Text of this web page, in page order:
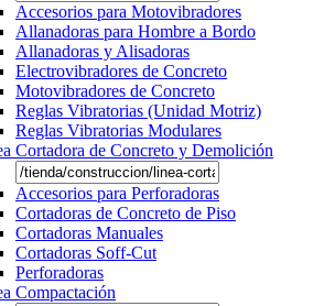
Accesorios para Motovibradores
Allanadoras para Hombre a Bordo
Allanadoras y Alisadoras
Electrovibradores de Concreto
Motovibradores de Concreto
Reglas Vibratorias (Unidad Motriz)
Reglas Vibratorias Modulares
Cortadora de Concreto y Demolición
Accesorios para Perforadoras
Cortadoras de Concreto de Piso
Cortadoras Manuales
Cortadoras Soff-Cut
Perforadoras
Compactación